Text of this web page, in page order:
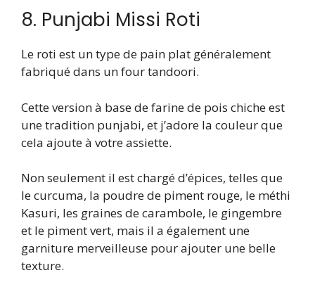
8. Punjabi Missi Roti
Le roti est un type de pain plat généralement
fabriqué dans un four tandoori.
Cette version à base de farine de pois chiche est
une tradition punjabi, et j’adore la couleur que
cela ajoute à votre assiette.
Non seulement il est chargé d’épices, telles que
le curcuma, la poudre de piment rouge, le méthi
Kasuri, les graines de carambole, le gingembre
et le piment vert, mais il a également une
garniture merveilleuse pour ajouter une belle
texture.